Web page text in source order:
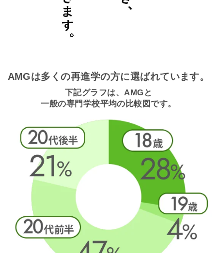
AMGは多くの再進学の方に選ばれています。
下記グラフは、AMGと
一般の専門学校平均の比較図です。